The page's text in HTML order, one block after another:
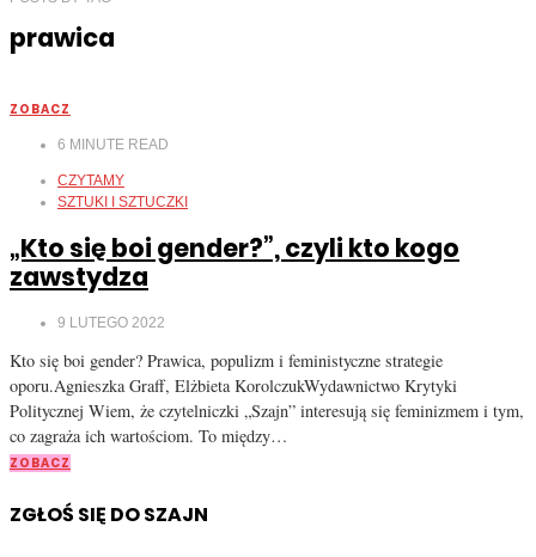
prawica
ZOBACZ
6 MINUTE READ
CZYTAMY
SZTUKI I SZTUCZKI
„Kto się boi gender?”, czyli kto kogo
zawstydza
9 LUTEGO 2022
Kto się boi gender? Prawica, populizm i feministyczne strategie
oporu.Agnieszka Graff, Elżbieta KorolczukWydawnictwo Krytyki
Politycznej Wiem, że czytelniczki „Szajn” interesują się feminizmem i tym,
co zagraża ich wartościom. To między…
ZOBACZ
ZGŁOŚ SIĘ DO SZAJN